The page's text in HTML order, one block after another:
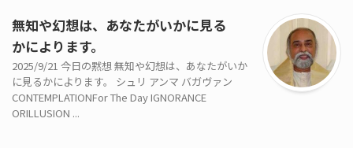
無知や幻想は、あなたがいかに見る
かによります。
2025/9/21 今日の黙想 無知や幻想は、あなたがいか
に見るかによります。 シュリ アンマ バガヴァン
CONTEMPLATIONFor The Day IGNORANCE
ORILLUSION ...